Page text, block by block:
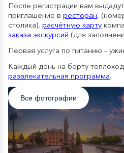
После регистрации вам
приглашение в ресторан,
столика), расчётную карту
заказа экскурсий (для
Первая услуга по питанию –
Каждый день на борту
развлекательная программа.
Все фотографии